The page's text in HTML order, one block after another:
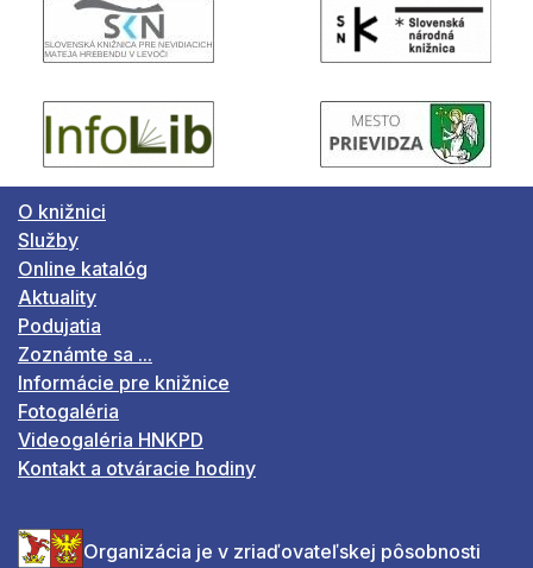
O knižnici
Služby
Online katalóg
Aktuality
Podujatia
Zoznámte sa ...
Informácie pre knižnice
Fotogaléria
Videogaléria HNKPD
Kontakt a otváracie hodiny
Organizácia je v zriaďovateľskej pôsobnosti